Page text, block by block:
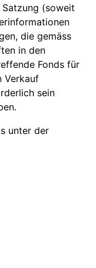
(soweit
die gemäss
in den
Fonds für
Verkauf
sein
unter der